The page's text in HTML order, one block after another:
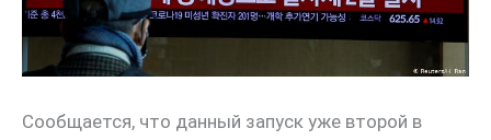
Сообщается, что данный запуск уже второй в